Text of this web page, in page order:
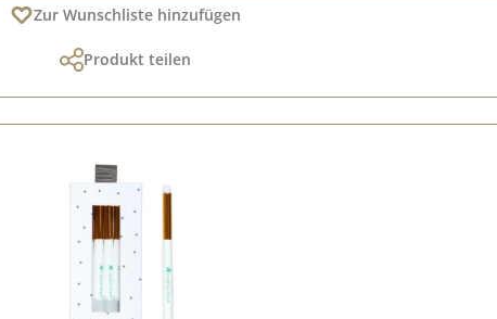
Zur Wunschliste hinzufügen
Produkt teilen